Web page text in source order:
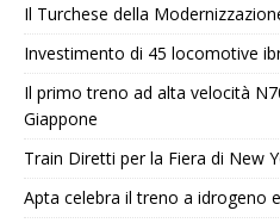
Il Turchese della
Investimento di 45 locomotive
Il primo treno ad alta velocità
Giappone
Train Diretti per la Fiera di New
Apta celebra il treno a idrogeno